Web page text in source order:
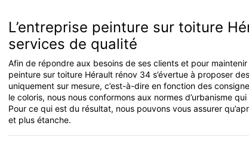
L’entreprise peinture sur toiture
services de qualité
Afin de répondre aux besoins de ses clients et pour
peinture sur toiture Hérault rénov 34 s’évertue à proposer
uniquement sur mesure, c’est-à-dire en fonction des
le coloris, nous nous conformons aux normes d’urbanisme
Pour ce qui est du résultat, nous pouvons vous assurer
et plus étanche.